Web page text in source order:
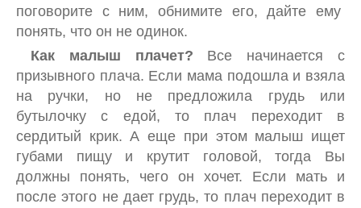
поговорите с ним, обнимите его, дайте ему
понять, что он не одинок.
Как малыш плачет? Все начинается с
призывного плача. Если мама подошла и взяла
на ручки, но не предложила грудь или
бутылочку с едой, то плач переходит в
сердитый крик. А еще при этом малыш ищет
губами пищу и крутит головой, тогда Вы
должны понять, чего он хочет. Если мать и
после этого не дает грудь, то плач переходит в